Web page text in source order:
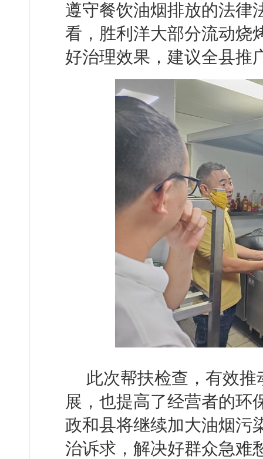
遵守餐饮油烟排放的法律
看，胜利洋大部分流动烧
好治理效果，建议全县推
此次帮扶检查，有效
展，也提高了经营者的环
政和县将继续加大油烟污
治诉求，解决好群众急难